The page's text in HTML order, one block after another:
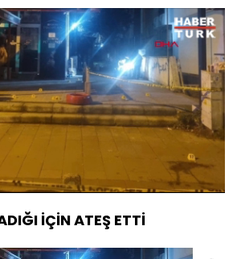
Oynatma
Hızı
İÇİN ATEŞ ETTİ